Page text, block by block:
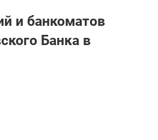
и банкоматов
Банка в